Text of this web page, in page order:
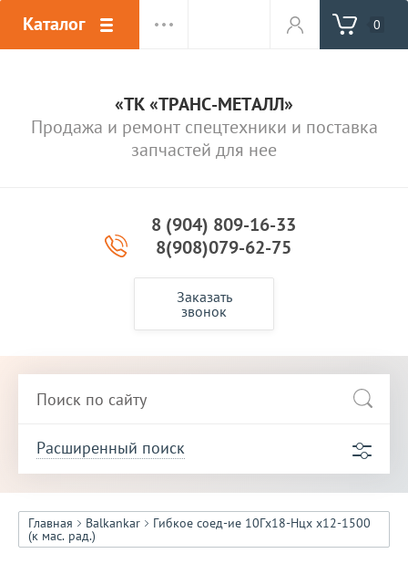
Каталог 0
«ТК «ТРАНС-МЕТАЛЛ»
Продажа и ремонт спецтехники и поставка
запчастей для нее
8 (904) 809-16-33
8(908)079-62-75
Заказать
звонок
Расширенный поиск
Главная Balkankar Гибкое соед-ие 10Гх18-Нцх х12-1500
(к мас. рад.)